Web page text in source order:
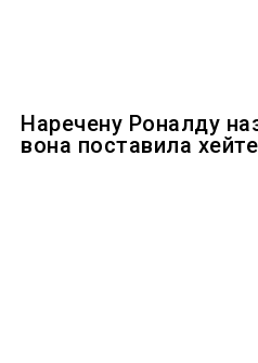
Наречену Роналду
вона поставила